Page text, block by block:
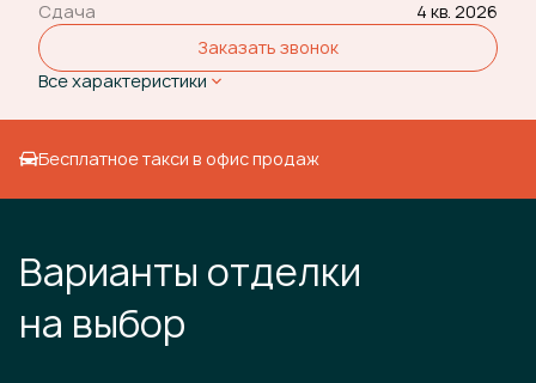
Сдача
4 кв. 2026
Заказать звонок
Все характеристики
Бесплатное такси в офис продаж
Варианты отделки
на выбор